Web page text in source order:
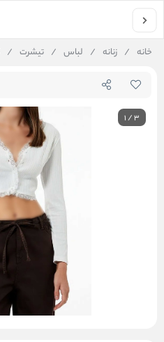
خانه / زنانه / لباس / تیشرت /
1/3